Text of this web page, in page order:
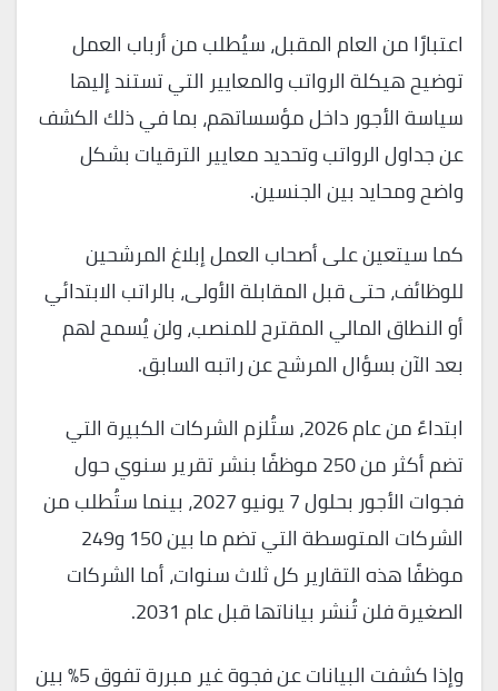
اعتبارًا من العام المقبل، سيُطلب من أرباب العمل
توضيح هيكلة الرواتب والمعايير التي تستند إليها
سياسة الأجور داخل مؤسساتهم، بما في ذلك الكشف
عن جداول الرواتب وتحديد معايير الترقيات بشكل
واضح ومحايد بين الجنسين.
كما سيتعين على أصحاب العمل إبلاغ المرشحين
للوظائف، حتى قبل المقابلة الأولى، بالراتب الابتدائي
أو النطاق المالي المقترح للمنصب، ولن يُسمح لهم
بعد الآن بسؤال المرشح عن راتبه السابق.
ابتداءً من عام 2026، ستُلزم الشركات الكبيرة التي
تضم أكثر من 250 موظفًا بنشر تقرير سنوي حول
فجوات الأجور بحلول 7 يونيو 2027، بينما ستُطلب من
الشركات المتوسطة التي تضم ما بين 150 و249
موظفًا هذه التقارير كل ثلاث سنوات، أما الشركات
الصغيرة فلن تُنشر بياناتها قبل عام 2031.
وإذا كشفت البيانات عن فجوة غير مبررة تفوق 5% بين